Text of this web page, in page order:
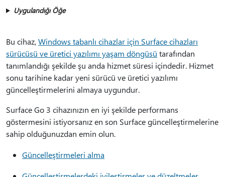
Uygulandığı Öğe
Bu cihaz,Windows tabanlı cihazlar için Surface cihazları
sürücüsü ve üretici yazılımı yaşam döngüsü tarafından
tanımlandığı şekilde şu anda hizmet süresi içindedir. Hizmet
sonu tarihine kadar yeni sürücü ve üretici yazılımı
güncelleştirmelerini almaya uygundur.
Surface Go 3 cihazınızın en iyi şekilde performans
göstermesini istiyorsanız en son Surface güncelleştirmelerine
sahip olduğunuzdan emin olun.
Güncelleştirmeleri alma